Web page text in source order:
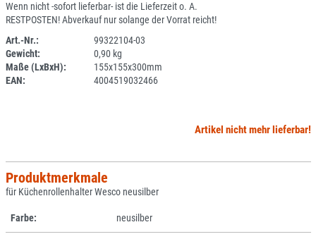
Wenn nicht -sofort lieferbar- ist die Lieferzeit o. A.
RESTPOSTEN! Abverkauf nur solange der Vorrat reicht!
Art.-Nr.:
99322104-03
Gewicht:
0,90 kg
Maße (LxBxH):
155x155x300mm
EAN:
4004519032466
Artikel nicht mehr lieferbar!
Produktmerkmale
für Küchenrollenhalter Wesco neusilber
Farbe: neusilber